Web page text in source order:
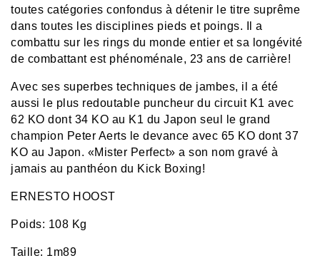
toutes catégories confondus à détenir le titre suprême
dans toutes les disciplines pieds et poings. Il a
combattu sur les rings du monde entier et sa longévité
de combattant est phénoménale, 23 ans de carrière!
Avec ses superbes techniques de jambes, il a été
aussi le plus redoutable puncheur du circuit K1 avec
62 KO dont 34 KO au K1 du Japon seul le grand
champion Peter Aerts le devance avec 65 KO dont 37
KO au Japon. «Mister Perfect» a son nom gravé à
jamais au panthéon du Kick Boxing!
ERNESTO HOOST
Poids: 108 Kg
Taille: 1m89